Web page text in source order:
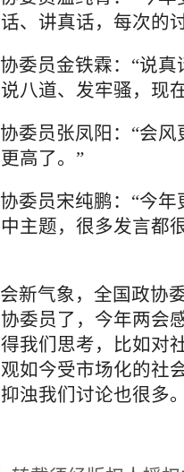
、讲真话，每次的
委员金铁霖：“说真
八道、发牢骚，现
委员张凤阳：“会风
高了。”
委员宋纯鹏：“今年
主题，很多发言都
新气象，全国政协
委员了，今年两会
我们思考，比如对
如今受市场化的社
浊我们讨论也很多